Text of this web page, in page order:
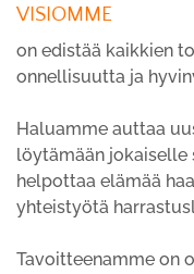
VISIOMME
on edistää kaikkien
onnellisuutta ja
Haluamme auttaa
löytämään jokaiselle
helpottaa elämää
yhteistyötä
Tavoitteenamme on